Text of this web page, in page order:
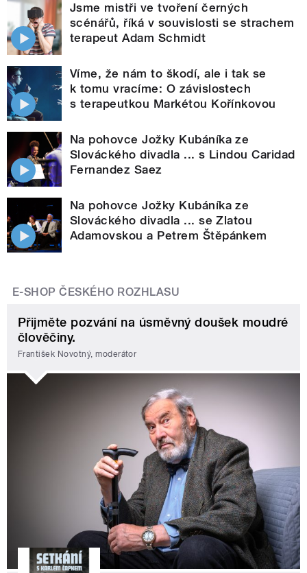
Jsme mistři ve tvoření černých
scénářů, říká v souvislosti se strachem
terapeut Adam Schmidt
Víme, že nám to škodí, ale i tak se
k tomu vracíme: O závislostech
s terapeutkou Markétou Kořínkovou
Na pohovce Jožky Kubáníka ze
Slováckého divadla ... s Lindou Caridad
Fernandez Saez
Na pohovce Jožky Kubáníka ze
Slováckého divadla ... se Zlatou
Adamovskou a Petrem Štěpánkem
E-SHOP ČESKÉHO ROZHLASU
Přijměte pozvání na úsměvný doušek moudré
člověčiny.
František Novotný, moderátor